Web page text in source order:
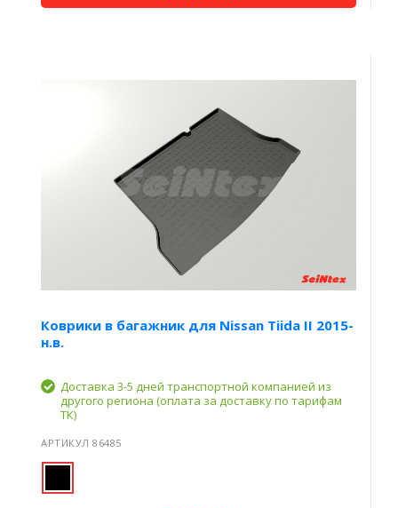
Коврики в багажник для Nissan Tiida II 2015-
н.в.
Доставка 3-5 дней транспортной компанией из
другого региона (оплата за доставку по тарифам
ТК)
АРТИКУЛ 86485